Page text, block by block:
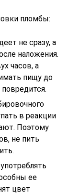
пломбы:
не сразу, а
наложения.
часов, а
пищу до
в реакции
Поэтому
не пить
ее
цвет